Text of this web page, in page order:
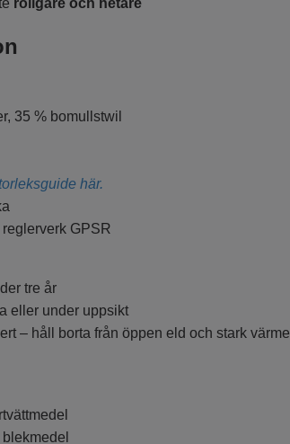
roligare och hetare
35 % bomullstwil
här.
GPSR
tre år
under uppsikt
– håll borta från öppen eld och stark värme